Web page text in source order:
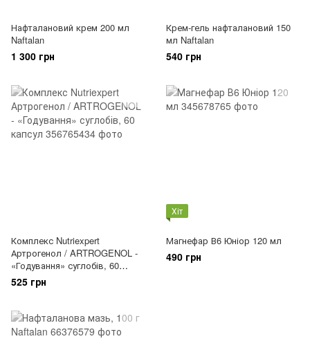
Нафталановий крем 200 мл
Naftalan
1 300 грн
Крем-гель нафталановий 150
мл Naftalan
540 грн
Комплекс Nutriexpert
Артрогенол / ARTROGENOL -
«Годування» суглобів, 60
капсул
525 грн
Хіт
Магнефар В6 Юніор 120 мл
490 грн